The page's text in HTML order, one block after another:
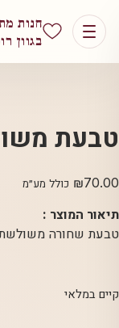
חנות
בגוון
טבעת
₪70.00 כולל מע״מ
תיאור המוצר :
טבעת שחורה משולשת
קיים במלאי